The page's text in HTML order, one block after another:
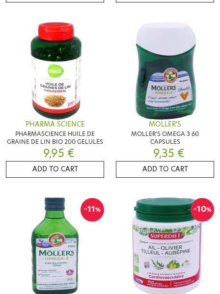
PHARMA SCIENCE
PHARMASCIENCE HUILE DE
GRAINE DE LIN BIO 200 GELULES
9,95 €
ADD TO CART
MOLLER'S
MOLLER'S OMEGA 3 60
CAPSULES
9,35 €
ADD TO CART
-11% -10%